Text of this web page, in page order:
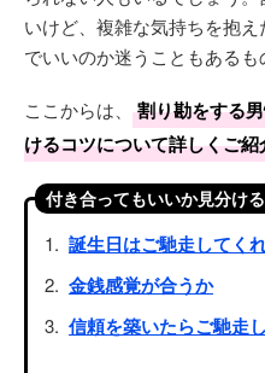
いけど、複雑な気持ちを抱
でいいのか迷うこともあるも
ここからは、
割り勘をする
けるコツについて詳しくご紹
付き合ってもいいか見分け
誕生日はご馳走してく
金銭感覚が合うか
信頼を築いたらご馳走